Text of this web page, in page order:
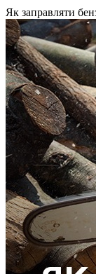
Як заправляти